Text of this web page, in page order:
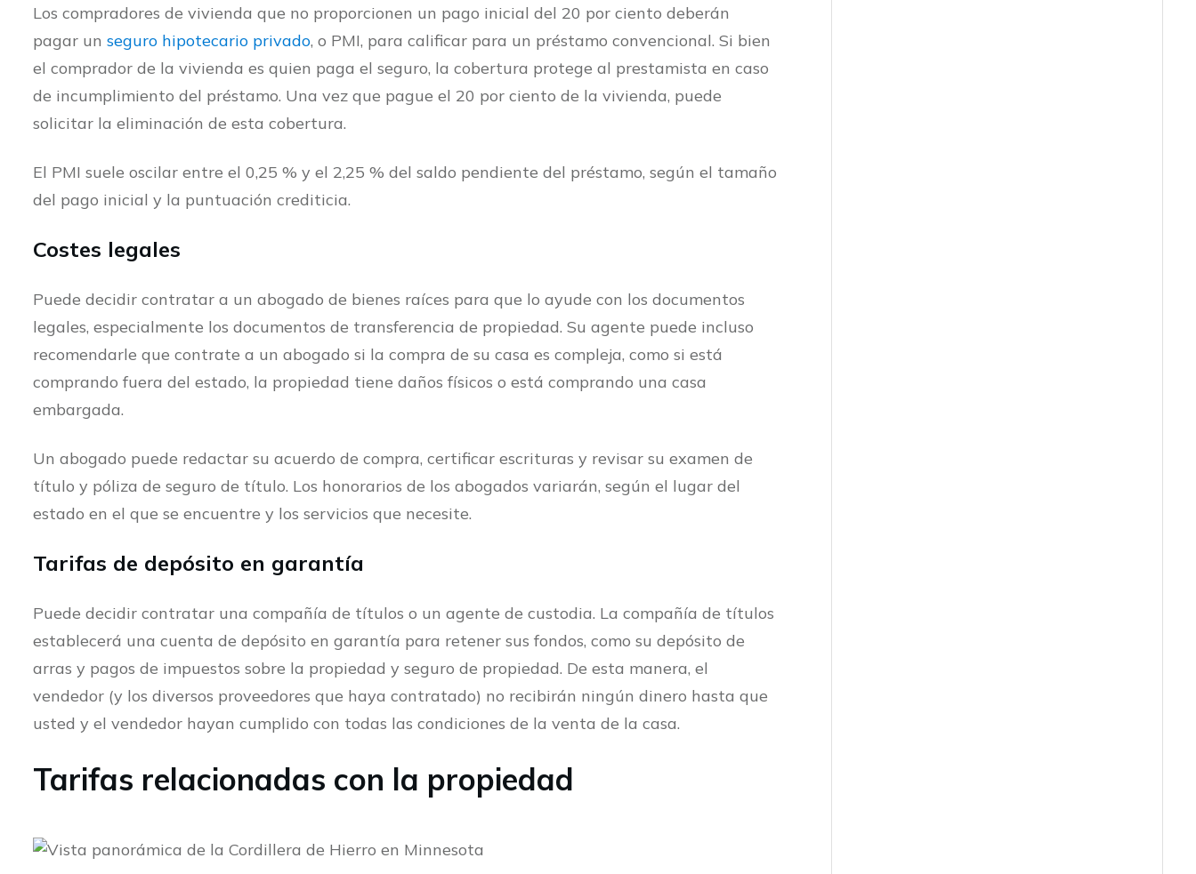
Los compradores de vivienda que no proporcionen un pago inicial del 20 por ciento deberán
pagar un seguro hipotecario privado, o PMI, para calificar para un préstamo convencional. Si bien
el comprador de la vivienda es quien paga el seguro, la cobertura protege al prestamista en caso
de incumplimiento del préstamo. Una vez que pague el 20 por ciento de la vivienda, puede
solicitar la eliminación de esta cobertura.
El PMI suele oscilar entre el 0,25 % y el 2,25 % del saldo pendiente del préstamo, según el tamaño
del pago inicial y la puntuación crediticia.
Costes legales
Puede decidir contratar a un abogado de bienes raíces para que lo ayude con los documentos
legales, especialmente los documentos de transferencia de propiedad. Su agente puede incluso
recomendarle que contrate a un abogado si la compra de su casa es compleja, como si está
comprando fuera del estado, la propiedad tiene daños físicos o está comprando una casa
embargada.
Un abogado puede redactar su acuerdo de compra, certificar escrituras y revisar su examen de
título y póliza de seguro de título. Los honorarios de los abogados variarán, según el lugar del
estado en el que se encuentre y los servicios que necesite.
Tarifas de depósito en garantía
Puede decidir contratar una compañía de títulos o un agente de custodia. La compañía de títulos
establecerá una cuenta de depósito en garantía para retener sus fondos, como su depósito de
arras y pagos de impuestos sobre la propiedad y seguro de propiedad. De esta manera, el
vendedor (y los diversos proveedores que haya contratado) no recibirán ningún dinero hasta que
usted y el vendedor hayan cumplido con todas las condiciones de la venta de la casa.
Tarifas relacionadas con la propiedad